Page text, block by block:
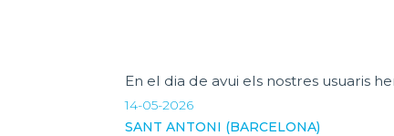
En el dia de avui els nostres usuaris
14-05-2026
SANT ANTONI (BARCELONA)